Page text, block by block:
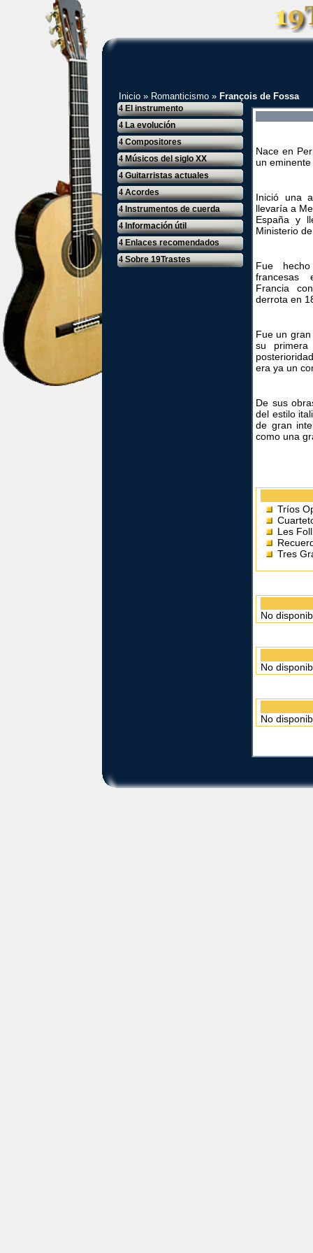
Inicio » Romanticismo » François de Fossa
4El instrumento
4La evolución
4Compositores
4Músicos del siglo XX
4Guitarristas actuales
4Acordes
4Instrumentos de cuerda
4Información útil
4Enlaces recomendados
4Sobre 19Trastes
Nace en
un
Inició una
llevaría a
España y
Ministerio
Fue
francesas
Francia
derrota en
Fue un
su
era ya un
De sus
del estilo
de gran
como una
Tríos
Les
Tres
No
No
No